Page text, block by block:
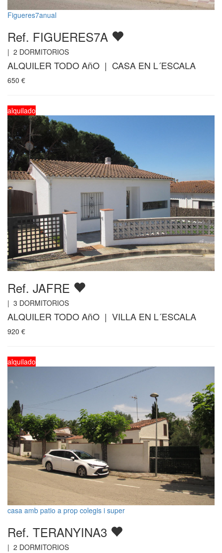
Figueres7anual
Ref. FIGUERES7A
| 2 DORMITORIOS
ALQUILER TODO AñO | CASA EN L´ESCALA
650 €
alquilado
Ref. JAFRE
| 3 DORMITORIOS
ALQUILER TODO AñO | VILLA EN L´ESCALA
920 €
alquilado
casa amb patio a prop colegis i super
Ref. TERANYINA3
| 2 DORMITORIOS